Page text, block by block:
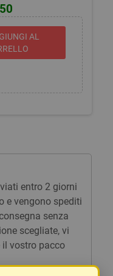
AL
entro 2 giorni
e vengono spediti
senza
scegliate, vi
vostro pacco